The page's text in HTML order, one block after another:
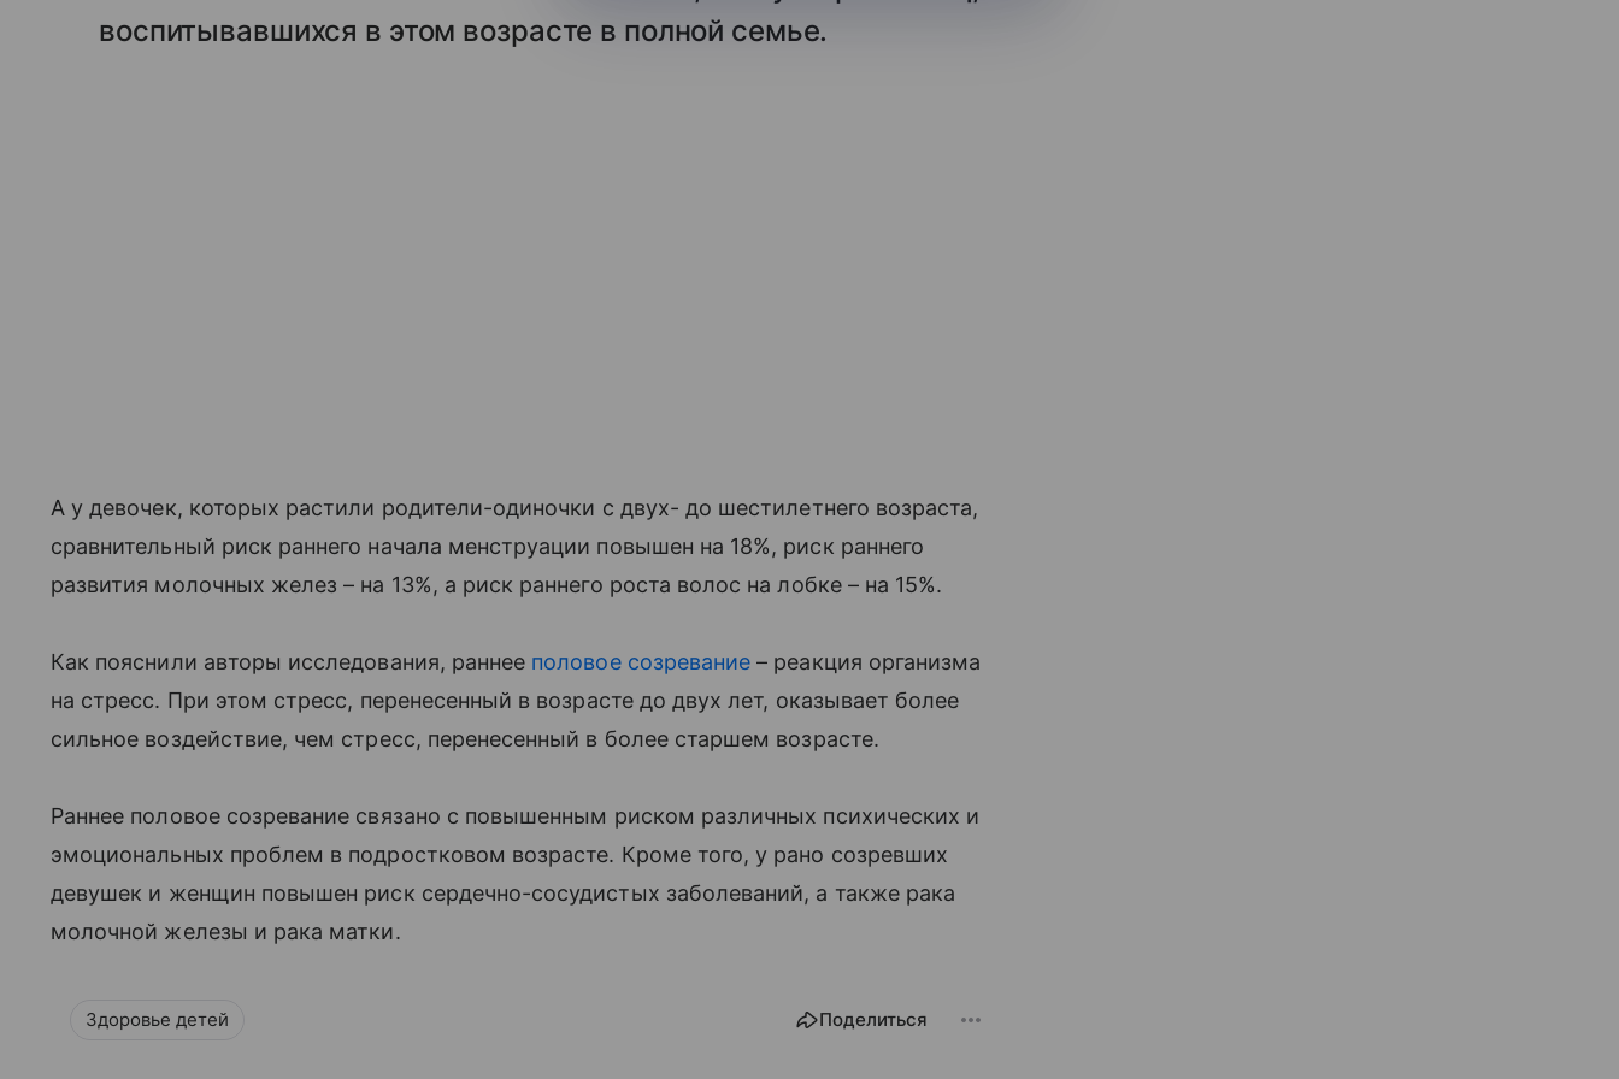
воспитывавшихся в этом возрасте в полной семье.
А у девочек, которых растили родители-одиночки с двух- до шестилетнего возраста,
сравнительный риск раннего начала менструации повышен на 18%, риск раннего
развития молочных желез – на 13%, а риск раннего роста волос на лобке – на 15%.
Как пояснили авторы исследования, раннее половое созревание – реакция организма
на стресс. При этом стресс, перенесенный в возрасте до двух лет, оказывает более
сильное воздействие, чем стресс, перенесенный в более старшем возрасте.
Раннее половое созревание связано с повышенным риском различных психических и
эмоциональных проблем в подростковом возрасте. Кроме того, у рано созревших
девушек и женщин повышен риск сердечно-сосудистых заболеваний, а также рака
молочной железы и рака матки.
Здоровье детей Поделиться